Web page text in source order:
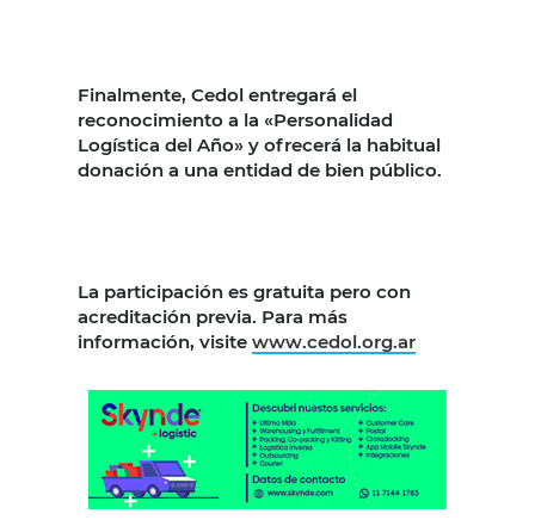
Finalmente, Cedol entregará el
reconocimiento a la «Personalidad
Logística del Año» y ofrecerá la habitual
donación a una entidad de bien público.
La participación es gratuita pero con
acreditación previa. Para más
información, visite www.cedol.org.ar